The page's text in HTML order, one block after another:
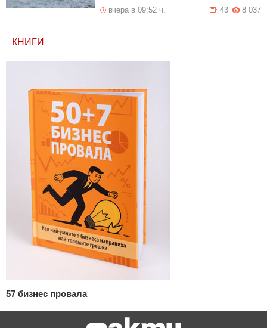
вчера в 09:52 ч. 8 037
43
КНИГИ
57 бизнес провала